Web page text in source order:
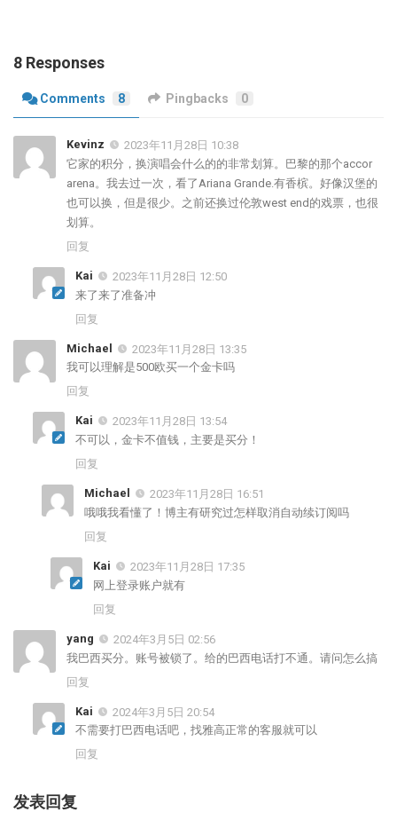
8 Responses
Comments 8 Pingbacks 0
Kevinz
2023年11月28日 10:38
它家的积分，换演唱会什么的的非常划算。巴黎的那个accor
arena。我去过一次，看了Ariana Grande.有香槟。好像汉堡的
也可以换，但是很少。之前还换过伦敦west end的戏票，也很
划算。
回复
Kai
2023年11月28日 12:50
来了来了准备冲
回复
Michael
2023年11月28日 13:35
我可以理解是500欧买一个金卡吗
回复
Kai
2023年11月28日 13:54
不可以，金卡不值钱，主要是买分！
回复
Michael
2023年11月28日 16:51
哦哦我看懂了！博主有研究过怎样取消自动续订阅吗
回复
Kai
2023年11月28日 17:35
网上登录账户就有
回复
yang
2024年3月5日 02:56
我巴西买分。账号被锁了。给的巴西电话打不通。请问怎么搞
回复
Kai
2024年3月5日 20:54
不需要打巴西电话吧，找雅高正常的客服就可以
回复
发表回复